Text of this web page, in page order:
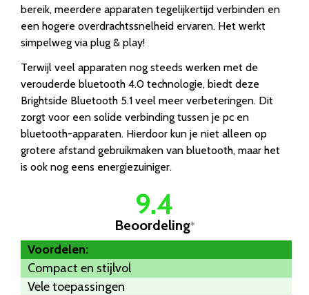
bereik, meerdere apparaten tegelijkertijd verbinden en
een hogere overdrachtssnelheid ervaren. Het werkt
simpelweg via plug & play!
Terwijl veel apparaten nog steeds werken met de
verouderde bluetooth 4.0 technologie, biedt deze
Brightside Bluetooth 5.1 veel meer verbeteringen. Dit
zorgt voor een solide verbinding tussen je pc en
bluetooth-apparaten. Hierdoor kun je niet alleen op
grotere afstand gebruikmaken van bluetooth, maar het
is ook nog eens energiezuiniger.
9.4
Beoordeling*
Voordelen:
Compact en stijlvol
Vele toepassingen